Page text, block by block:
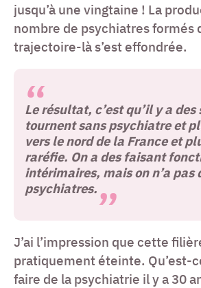
jusqu’à une vingtaine ! La
nombre de psychiatres formés
trajectoire-là s’est effondrée.
Le résultat, c’est qu’il y a
tournent sans psychiatre et
vers le nord de la France et
raréfie. On a des faisant
intérimaires, mais on n’a pas
psychiatres.
J’ai l’impression que cette
pratiquement éteinte. Qu’est-
faire de la psychiatrie il y a 30